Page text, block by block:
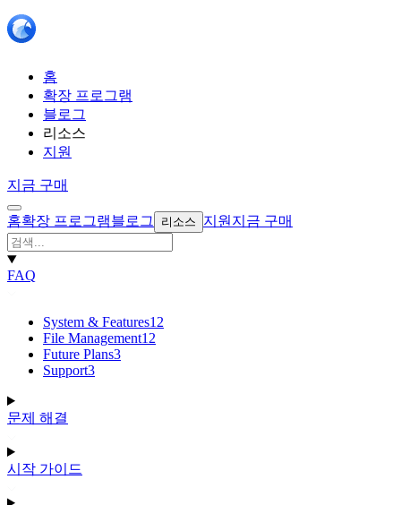
홈
확장 프로그램
블로그
리소스
지원
지금 구매
홈확장 프로그램블로그 리소스 지원 지금 구매
FAQ
System & Features12
File Management12
Future Plans3
Support3
문제 해결
시작 가이드